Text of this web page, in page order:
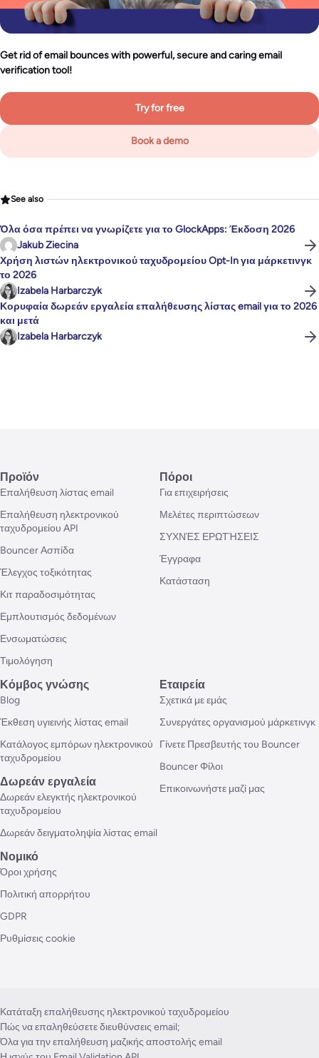
Get rid of email bounces with powerful, secure and caring email
verification tool!
Try for free
Book a demo
See also
Όλα όσα πρέπει να γνωρίζετε για το GlockApps: Έκδοση 2026
Jakub Ziecina
Χρήση λιστών ηλεκτρονικού ταχυδρομείου Opt-In για μάρκετινγκ
το 2026
Izabela Harbarczyk
Κορυφαία δωρεάν εργαλεία επαλήθευσης λίστας email για το 2026
και μετά
Izabela Harbarczyk
Προϊόν
Επαλήθευση λίστας email
Επαλήθευση ηλεκτρονικού
ταχυδρομείου API
Bouncer Ασπίδα
Έλεγχος τοξικότητας
Κιτ παραδοσιμότητας
Εμπλουτισμός δεδομένων
Ενσωματώσεις
Τιμολόγηση
Πόροι
Για επιχειρήσεις
Μελέτες περιπτώσεων
ΣΥΧΝΈΣ ΕΡΩΤΉΣΕΙΣ
Έγγραφα
Κατάσταση
Κόμβος γνώσης
Blog
Έκθεση υγιεινής λίστας email
Κατάλογος εμπόρων ηλεκτρονικού
ταχυδρομείου
Δωρεάν εργαλεία
Δωρεάν ελεγκτής ηλεκτρονικού
ταχυδρομείου
Δωρεάν δειγματοληψία λίστας email
Εταιρεία
Σχετικά με εμάς
Συνεργάτες οργανισμού μάρκετινγκ
Γίνετε Πρεσβευτής του Bouncer
Bouncer Φίλοι
Επικοινωνήστε μαζί μας
Νομικό
Όροι χρήσης
Πολιτική απορρήτου
GDPR
Ρυθμίσεις cookie
Κατάταξη επαλήθευσης ηλεκτρονικού ταχυδρομείου
Πώς να επαληθεύσετε διευθύνσεις email;
Όλα για την επαλήθευση μαζικής αποστολής email